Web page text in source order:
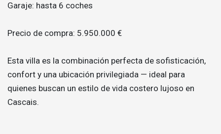
Garaje: hasta 6 coches
Precio de compra: 5.950.000 €
Esta villa es la combinación perfecta de sofisticación,
confort y una ubicación privilegiada — ideal para
quienes buscan un estilo de vida costero lujoso en
Cascais.